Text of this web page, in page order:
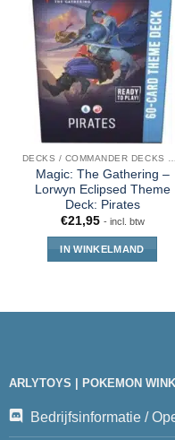
DECKS / COMMANDER DECKS MTG
Magic: The Gathering –
Lorwyn Eclipsed Theme
Deck: Pirates
€21,95 - incl. btw
IN WINKELMAND
ARLYTOYS | POKEMON
Bedrijfsinformatie /